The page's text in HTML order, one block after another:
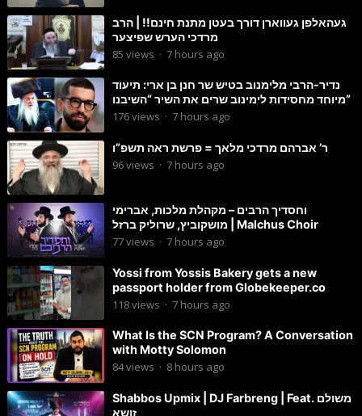
געהאלפן געווארן דורך בעטן מתנת חינם!! | הרב
מרדכי הערש שפיצער
85 views · 7 hours ago
נדיר-הרבי מלימנוב בטיש שר חנן בן ארי: תיעוד
מיוחד מחסידות לימינוב שרים את השיר “השיבנו”
176views · 7 hours ago
ר’ אברהם מרדכי מלאך = פרשת ראה תשפ”ו
96views · 7 hours ago
וחסדיך הרבים – מקהלת מלכות, אברימי
מושקוביץ, שרוליק ברזל | Malchus Choir
77views · 7 hours ago
Yossi from Yossis Bakery gets a new
passport holder from Globekeeper.co
118views · 7 hours ago
What Is the SCN Program? A Conversation
with Motty Solomon
84views · 8 hours ago
Shabbos Upmix | DJ Farbreng | Feat. משולם
זושא